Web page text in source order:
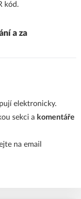
kód.
a za
elektronicky.
sekci a komentáře
na email